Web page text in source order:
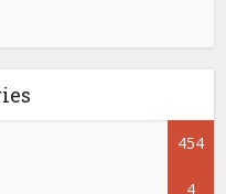
454
4